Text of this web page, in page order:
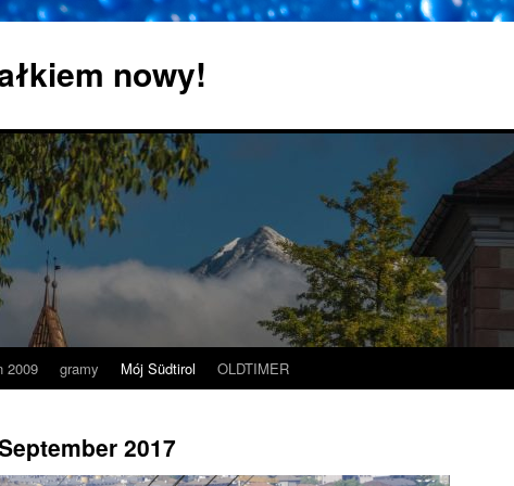
nowy!
2009 gramy Mój Südtirol OLDTIMER
2017